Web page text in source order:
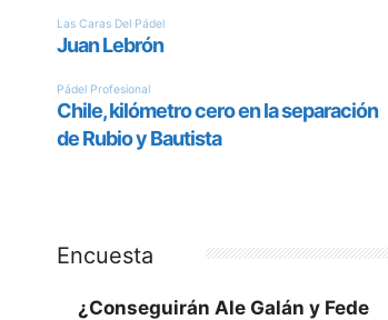
Encuesta
¿Conseguirán Ale Galán y Fede